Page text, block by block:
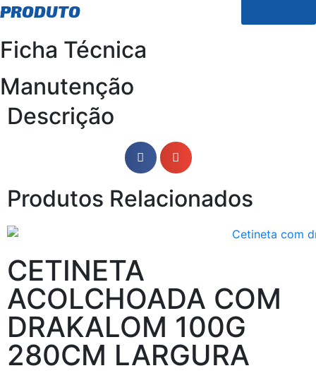
PRODUTO
Ficha Técnica
Manutenção
Descrição
Produtos Relacionados
CETINETA
ACOLCHOADA COM
DRAKALOM 100G
280CM LARGURA